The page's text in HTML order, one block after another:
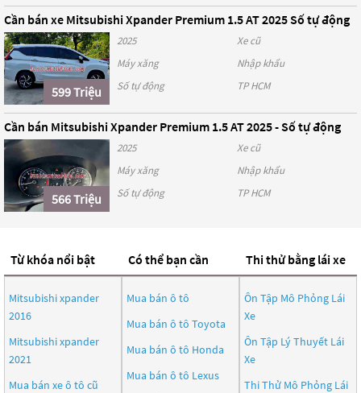
Cần bán xe Mitsubishi Xpander Premium 1.5 AT 2025 Số tự động
599 Triệu
2025
Xe cũ
Máy xăng
Nhập khẩu
Số tự động
TP HCM
Cần bán Mitsubishi Xpander Premium 1.5 AT 2025 - Số tự động
566 Triệu
2025
Xe cũ
Máy xăng
Nhập khẩu
Số tự động
TP HCM
Từ khóa nổi bật
Mitsubishi xpander
2016
Mitsubishi xpander
2021
Mua bán xe ô tô cũ
Có thể bạn cần
Mua bán ô tô
Mua bán ô tô Toyota
Mua bán ô tô Honda
Mua bán ô tô Lexus
Thi thử bằng lái xe
Ôn Tập Mô Phỏng Lái
Xe
Ôn Tập Lý Thuyết Lái
Xe
Thi Thử Mô Phỏng Lái